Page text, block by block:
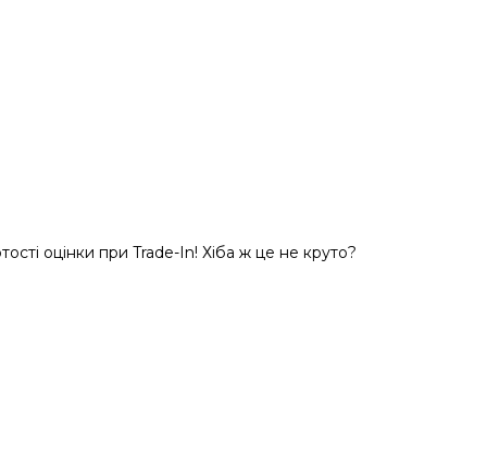
оцінки при Trade-In! Хіба ж це не круто?